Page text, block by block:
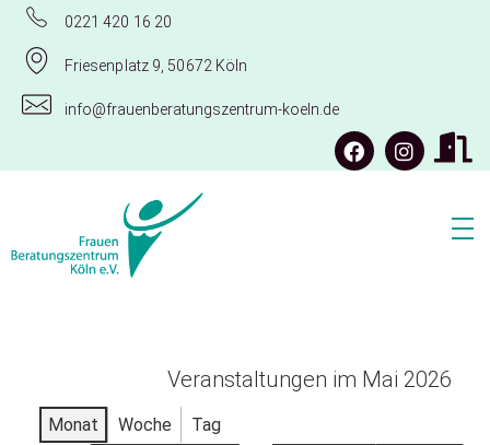
0221 420 16 20
Friesenplatz 9, 50672 Köln
info@frauenberatungszentrum-koeln.de
Veranstaltungen im Mai 2026
Monat Woche
Tag